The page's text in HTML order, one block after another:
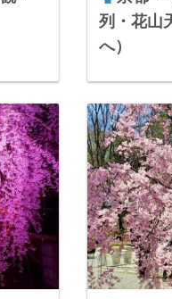
列・花山
へ）